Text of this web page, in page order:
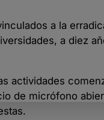
a la
a diez
actividades
de micrófono